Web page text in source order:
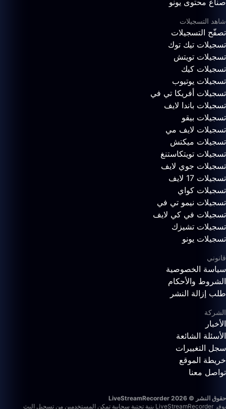
صناع محتوى يونو
شاهد التسجيلات
تصفّح التسجيلات
تسجيلات تيك توك
تسجيلات تويتش
تسجيلات كيك
تسجيلات يوتيوب
تسجيلات أفريكا تي في
تسجيلات باندا لايف
تسجيلات بيقو
تسجيلات لايف مي
تسجيلات ميكتش
تسجيلات تويتكاستنغ
تسجيلات جوي لايف
تسجيلات 17 لايف
تسجيلات كواي
تسجيلات نيمو تي في
تسجيلات في كي لايف
تسجيلات تشيزك
تسجيلات يونو
قانوني
سياسة الخصوصية
الشروط والأحكام
طلب إزالة النشر
الشركة
الأخبار
الأسئلة الشائعة
سجل التغييرات
خريطة الموقع
تواصل معنا
حقوق النشر © 2026 LiveStreamRecorder
يوفر LiveStreamRecorder بنية تحتية سحابية تمكن المستخدمين من تسجيل البث